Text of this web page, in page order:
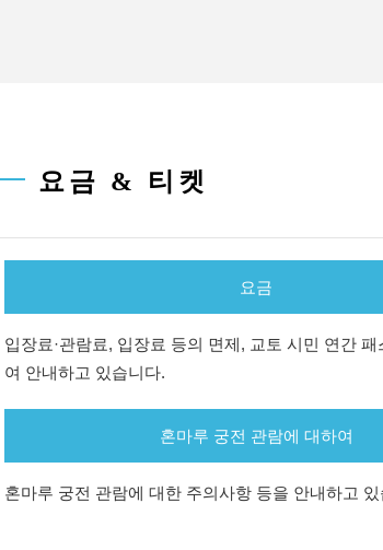
요금 & 티켓
요금
입장료·관람료, 입장료 등의 면제, 교토 시민 연간
여 안내하고 있습니다.
혼마루 궁전 관람에 대하여
혼마루 궁전 관람에 대한 주의사항 등을 안내하고 있